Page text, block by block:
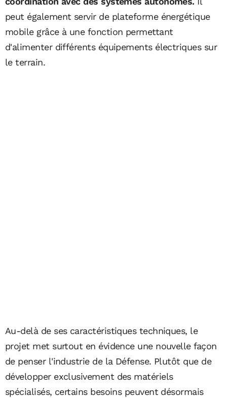
peut également servir de plateforme énergétique
mobile grâce à une fonction permettant
d'alimenter différents équipements électriques sur
le terrain.
Au-delà de ses caractéristiques techniques, le
projet met surtout en évidence une nouvelle façon
de penser l'industrie de la Défense. Plutôt que de
développer exclusivement des matériels
spécialisés, certains besoins peuvent désormais